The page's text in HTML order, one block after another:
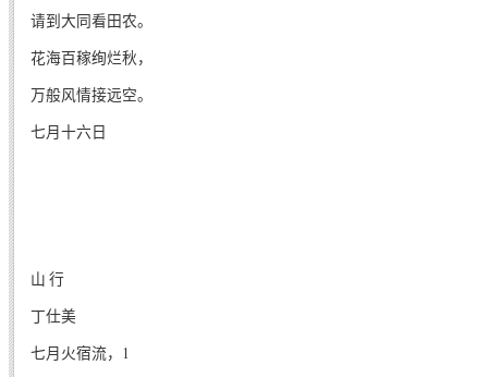
请到大同看田农。
花海百稼绚烂秋，
万般风情接远空。
七月十六日
山 行
丁仕美
七月火宿流，1